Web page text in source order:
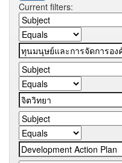
Current filters: